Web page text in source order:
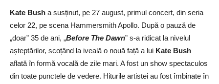
Kate Bush a susținut, pe 27 august, primul concert, din seria
celor 22, pe scena Hammersmith Apollo. După o pauză de
„doar” 35 de ani, „Before The Dawn” s-a ridicat la nivelul
așteptărilor, scoțând la iveală o nouă față a lui Kate Bush
aflată în formă vocală de zile mari. A fost un show spectaculos
din toate punctele de vedere. Hiturile artistei au fost îmbinate în